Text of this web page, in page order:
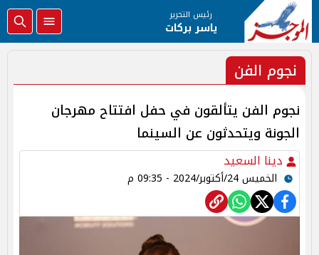
رئيس التحرير
ياسر بركات
نجوم الفن
نجوم الفن يتألقون في حفل افتتاح مهرجان
الجونة ويتحدثون عن السينما
دينا السعيد
الخميس 24/أكتوبر/2024 - 09:35 م